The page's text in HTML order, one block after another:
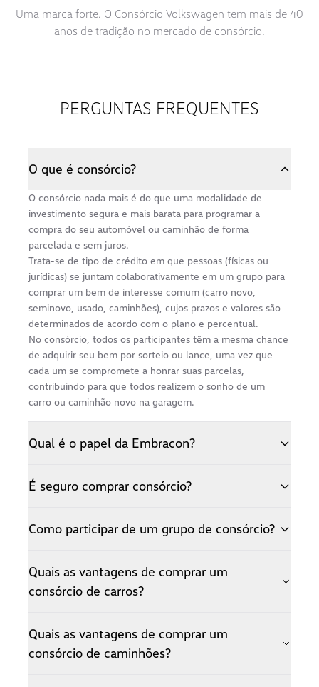
Uma marca forte. O Consórcio Volkswagen tem mais de 40
anos de tradição no mercado de consórcio.
PERGUNTAS FREQUENTES
O que é consórcio?
O consórcio nada mais é do que uma modalidade de
investimento segura e mais barata para programar a
compra do seu automóvel ou caminhão de forma
parcelada e sem juros.
Trata-se de tipo de crédito em que pessoas (físicas ou
jurídicas) se juntam colaborativamente em um grupo para
comprar um bem de interesse comum (carro novo,
seminovo, usado, caminhões), cujos prazos e valores são
determinados de acordo com o plano e percentual.
No consórcio, todos os participantes têm a mesma chance
de adquirir seu bem por sorteio ou lance, uma vez que
cada um se compromete a honrar suas parcelas,
contribuindo para que todos realizem o sonho de um
carro ou caminhão novo na garagem.
Qual é o papel da Embracon?
typesetting industry. Lorem Ipsum has been the industry's
make a type specimen book. It has survived not only five
remaining essentially unchanged.
É seguro comprar consórcio?
typesetting industry. Lorem Ipsum has been the industry's
make a type specimen book. It has survived not only five
centuries, but also the leap into electronic typesetting,
Como participar de um grupo de consórcio?
typesetting industry. Lorem Ipsum has been the industry's
standard dummy text ever since the 1500s, when an
centuries, but also the leap into electronic typesetting,
remaining essentially unchanged.
Quais as vantagens de comprar um
consórcio de carros?
Quais as vantagens de comprar um
consórcio de caminhões?